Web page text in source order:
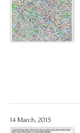
14 March, 2015